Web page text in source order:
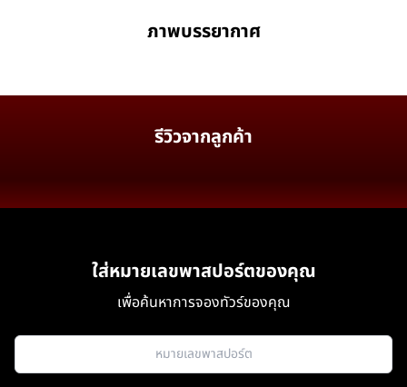
ภาพบรรยากาศ
รีวิวจากลูกค้า
ใส่หมายเลขพาสปอร์ตของคุณ
เพื่อค้นหาการจองทัวร์ของคุณ